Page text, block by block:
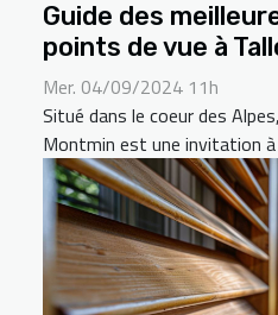
Guide des
points de vue à
Mer. 04/09/2024 11h
Situé dans le coeur des
Montmin est une invitation à